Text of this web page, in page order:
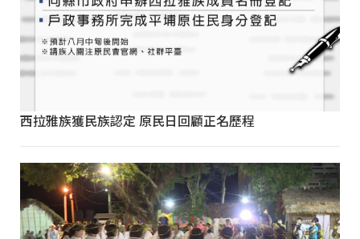
西拉雅族獲民族認定 原民日回顧正名歷程